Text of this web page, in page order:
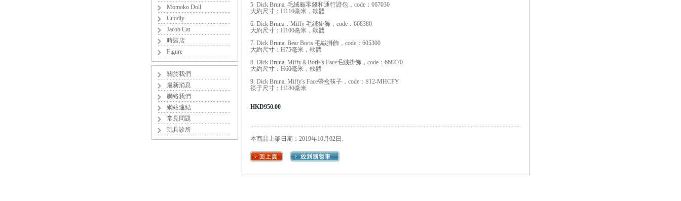
Momoko Doll
Cuddly
Jacob Cat
時裝店
Figure
關於我們
最新消息
聯絡我們
網站連結
常見問題
玩具診所
5. Dick Bruna, 毛絨龜零錢和通行證包，code：667030
大約尺寸：H110毫米，軟體
6. Dick Bruna，Miffy 毛絨掛飾，code：668380
大約尺寸：H100毫米，軟體
7. Dick Bruna, Bear Boris 毛絨掛飾，code：605300
大約尺寸：H75毫米，軟體
8. Dick Bruna, Miffy＆Boris's Face毛絨掛飾，code：668470
大約尺寸：H60毫米，軟體
9. Dick Bruna, Miffy's Face帶盒筷子，code：S12-MHCFY
筷子尺寸：H180毫米
HKD950.00
本商品上架日期：2019年10月02日.